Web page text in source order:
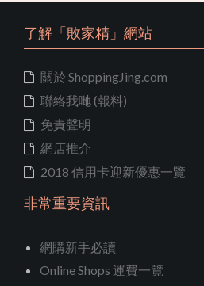
了解「敗家精」網站
關於 ShoppingJing.com
聯絡我哋 (報料)
免責聲明
網店推介
2018 信用卡迎新優惠一覽
非常重要資訊
網購新手必讀
Online Shops 運費一覽